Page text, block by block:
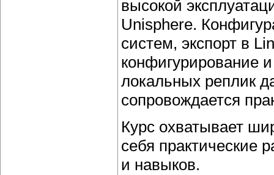
высокой
Unisphere.
систем, экспорт в
конфигурирование
локальных реплик
сопровождается
Курс охватывает
себя практические
и навыков.